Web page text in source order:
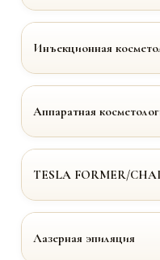
Инъекционная
Аппаратная
TESLA FORMER/
Лазерная эпиляция